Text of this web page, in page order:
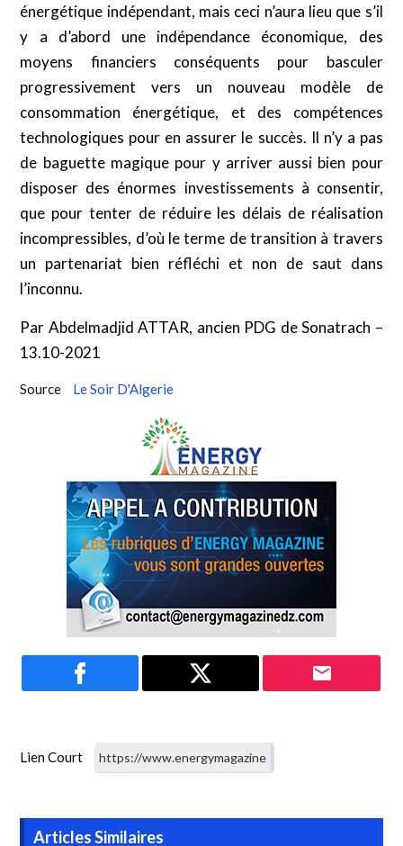
énergétique indépendant, mais ceci n’aura lieu que s’il
y a d’abord une indépendance économique, des
moyens financiers conséquents pour basculer
progressivement vers un nouveau modèle de
consommation énergétique, et des compétences
technologiques pour en assurer le succès. Il n’y a pas
de baguette magique pour y arriver aussi bien pour
disposer des énormes investissements à consentir,
que pour tenter de réduire les délais de réalisation
incompressibles, d’où le terme de transition à travers
un partenariat bien réfléchi et non de saut dans
l’inconnu.
Par Abdelmadjid ATTAR, ancien PDG de Sonatrach –
13.10-2021
Source Le Soir D'Algerie
Lien Court
Articles Similaires